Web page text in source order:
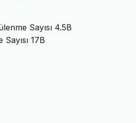
Sayısı 4.5B
17B